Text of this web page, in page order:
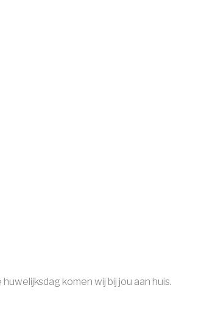
komen wij bij jou aan huis.